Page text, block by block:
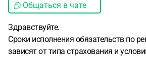
Общаться в чате
Здравствуйте.
Сроки исполнения обязательств по
зависят от типа страхования и